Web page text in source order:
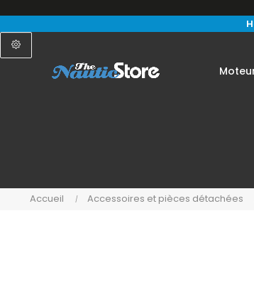
Accueil Accessoires et pièces détachées